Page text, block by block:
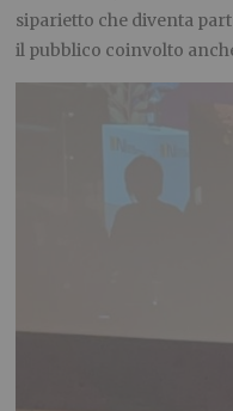
siparietto che diventa
il pubblico coinvolto